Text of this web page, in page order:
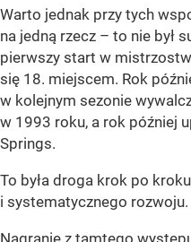
Warto jednak przy tych
na jedną rzecz – to nie był
pierwszy start w
się 18. miejscem. Rok
w kolejnym sezonie
w 1993 roku, a rok później
Springs.
To była droga krok po
i systematycznego rozwoju.